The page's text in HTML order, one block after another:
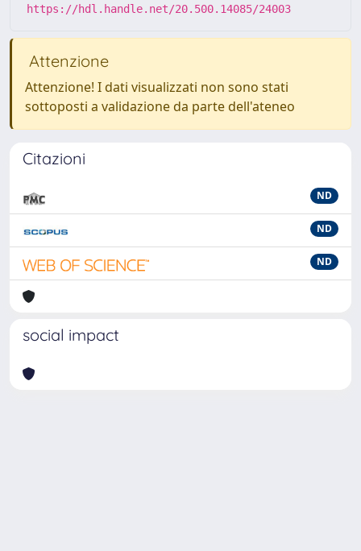
https://hdl.handle.net/20.500.14085/24003
Attenzione
Attenzione! I dati visualizzati non sono stati
sottoposti a validazione da parte dell'ateneo
Citazioni
ND
ND
ND
social impact